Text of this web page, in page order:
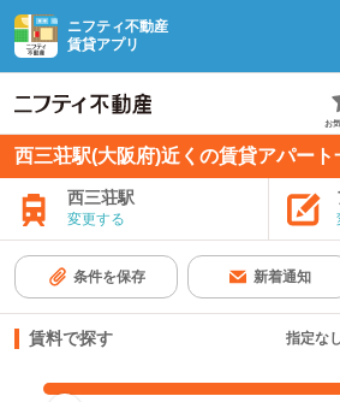
ニフティ不動産
賃貸アプリ
お
西三荘駅(大阪府)近くの賃貸アパート
西三荘駅
変更する
条件を保存 新着通知
賃料で探す 指定な